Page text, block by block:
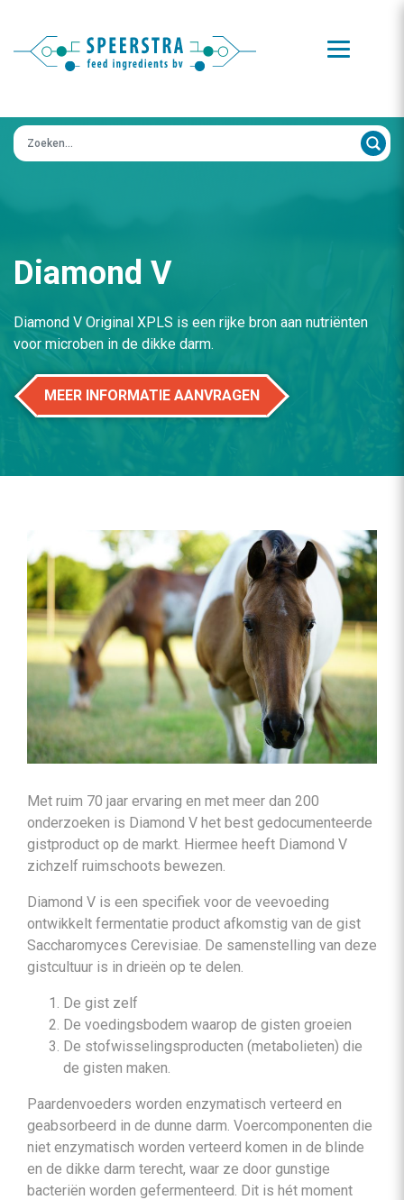
Zoeken op:
Diamond V
Diamond V Original XPLS is een rijke bron aan nutriënten
voor microben in de dikke darm.
MEER INFORMATIE AANVRAGEN
Met ruim 70 jaar ervaring en met meer dan 200
onderzoeken is Diamond V het best gedocumenteerde
gistproduct op de markt. Hiermee heeft Diamond V
zichzelf ruimschoots bewezen.
Diamond V is een specifiek voor de veevoeding
ontwikkelt fermentatie product afkomstig van de gist
Saccharomyces Cerevisiae. De samenstelling van deze
gistcultuur is in drieën op te delen.
De gist zelf
De voedingsbodem waarop de gisten groeien
De stofwisselingsproducten (metabolieten) die
de gisten maken.
Paardenvoeders worden enzymatisch verteerd en
geabsorbeerd in de dunne darm. Voercomponenten die
niet enzymatisch worden verteerd komen in de blinde
en de dikke darm terecht, waar ze door gunstige
bacteriën worden gefermenteerd. Dit is hét moment